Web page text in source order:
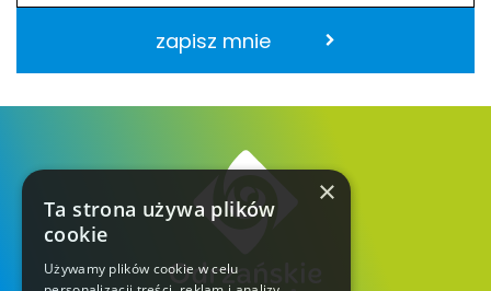
zapisz mnie
×
Ta strona używa plików
cookie
Używamy plików cookie w celu